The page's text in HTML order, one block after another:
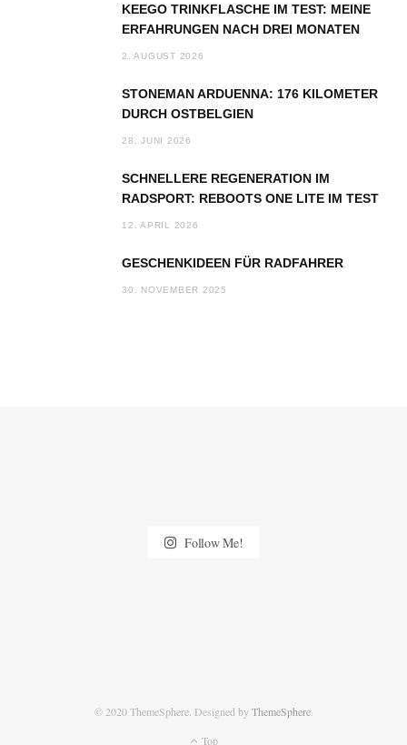
KEEGO TRINKFLASCHE IM TEST: MEINE
ERFAHRUNGEN NACH DREI MONATEN
2. AUGUST 2026
STONEMAN ARDUENNA: 176 KILOMETER
DURCH OSTBELGIEN
28. JUNI 2026
SCHNELLERE REGENERATION IM
RADSPORT: REBOOTS ONE LITE IM TEST
12. APRIL 2026
GESCHENKIDEEN FÜR RADFAHRER
30. NOVEMBER 2025
Follow Me!
© 2020 ThemeSphere. Designed by ThemeSphere.
Top